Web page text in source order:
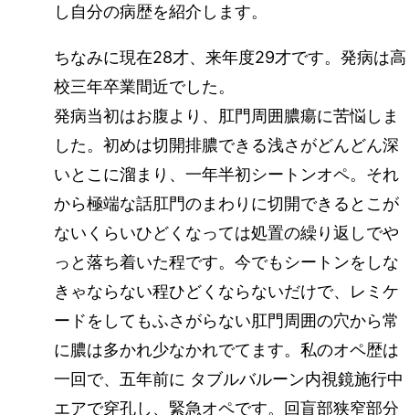
し自分の病歴を紹介します。
ちなみに現在28才、来年度29才です。発病は高
校三年卒業間近でした。
発病当初はお腹より、肛門周囲膿瘍に苦悩しま
した。初めは切開排膿できる浅さがどんどん深
いとこに溜まり、一年半初シートンオペ。それ
から極端な話肛門のまわりに切開できるとこが
ないくらいひどくなっては処置の繰り返しでや
っと落ち着いた程です。今でもシートンをしな
きゃならない程ひどくならないだけで、レミケ
ードをしてもふさがらない肛門周囲の穴から常
に膿は多かれ少なかれでてます。私のオペ歴は
一回で、五年前に タブルバルーン内視鏡施行中
エアで穿孔し、緊急オペです。回盲部狭窄部分